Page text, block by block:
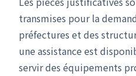
transmises pour la
préfectures et des
une assistance est
servir des équipements